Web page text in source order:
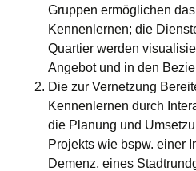
Gruppen ermöglichen
Kennenlernen; die
Quartier werden
Angebot und in den
Die zur Vernetzung
Kennenlernen durch
die Planung und
Projekts wie bspw. einer
Demenz, eines